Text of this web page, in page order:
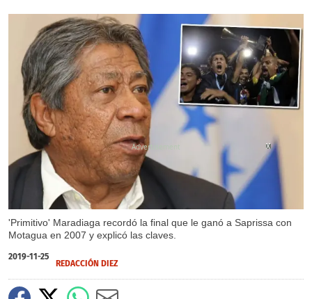
'Primitivo' Maradiaga recordó la final que le ganó a Saprissa con
Motagua en 2007 y explicó las claves.
X
X
X
2019-11-25
REDACCIÓN DIEZ